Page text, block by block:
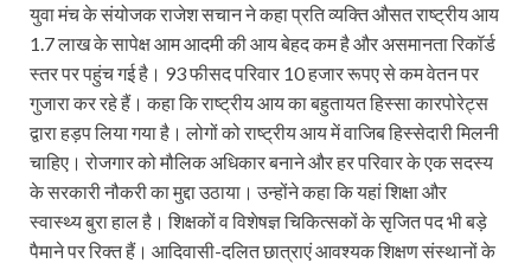
युवा मंच के संयोजक राजेश सचान ने कहा प्रति व्यक्ति औसत राष्ट्रीय आय
1.7 लाख के सापेक्ष आम आदमी की आय बेहद कम है और असमानता रिकॉर्ड
स्तर पर पहुंच गई है। 93 फीसद परिवार 10 हजार रूपए से कम वेतन पर
गुजारा कर रहे हैं। कहा कि राष्ट्रीय आय का बहुतायत हिस्सा कारपोरेट्स
द्वारा हड़प लिया गया है। लोगों को राष्ट्रीय आय में वाजिब हिस्सेदारी मिलनी
चाहिए। रोजगार को मौलिक अधिकार बनाने और हर परिवार के एक सदस्य
के सरकारी नौकरी का मुद्दा उठाया। उन्होंने कहा कि यहां शिक्षा और
स्वास्थ्य बुरा हाल है। शिक्षकों व विशेषज्ञ चिकित्सकों के सृजित पद भी बड़े
पैमाने पर रिक्त हैं। आदिवासी-दलित छात्राएं आवश्यक शिक्षण संस्थानों के